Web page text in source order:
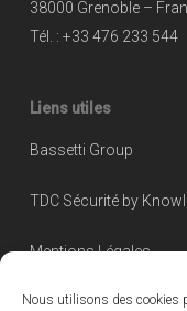
Nous utilisons des cookies
38000 Grenoble –
Tél. : +33 476 233 544
Liens utiles
Bassetti Group
TDC Sécurité by
Mentions Légales